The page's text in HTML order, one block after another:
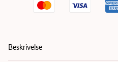
Beskrivelse